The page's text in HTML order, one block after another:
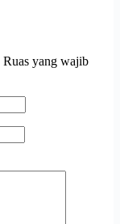
Ruas yang wajib